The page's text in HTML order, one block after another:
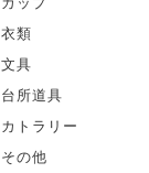
衣類
文具
台所道具
カトラリー
その他